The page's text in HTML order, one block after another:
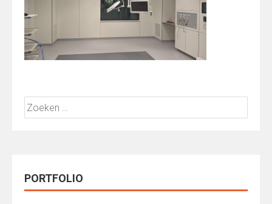
Zoeken
naar:
PORTFOLIO